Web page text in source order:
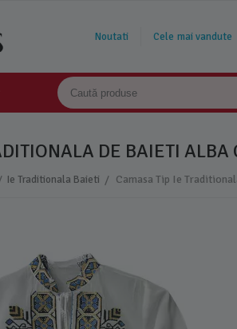
Noutati Cele mai vandute
DE BAIETI
Ie Traditionala Baieti /